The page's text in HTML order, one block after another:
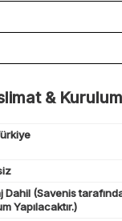
& Kurulum
Dahil (Savenis
Yapılacaktır.)